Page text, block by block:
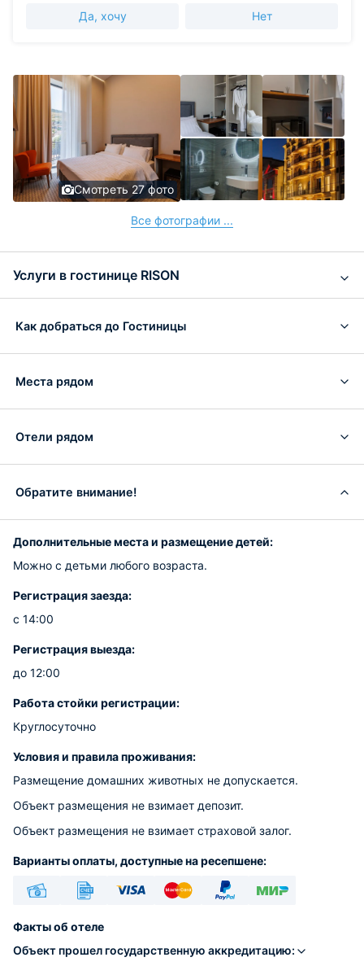
Да, хочу Нет
Смотреть 27 фото
Все фотографии ...
Услуги в гостинице RISON
Как добраться до Гостиницы
Места рядом
Отели рядом
Обратите внимание!
Дополнительные места и размещение детей:
Можно с детьми любого возраста.
Регистрация заезда:
с 14:00
Регистрация выезда:
до 12:00
Работа стойки регистрации:
Круглосуточно
Условия и правила проживания:
Размещение домашних животных не допускается.
Объект размещения не взимает депозит.
Объект размещения не взимает страховой залог.
Варианты оплаты, доступные на ресепшене:
Факты об отеле
Объект прошел государственную аккредитацию: